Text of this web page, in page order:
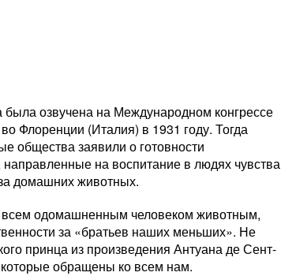
озвучена на Международном конгрессе
Флоренции (Италия) в 1931 году. Тогда
общества заявили о готовности
на воспитание в людях чувства
домашних животных.
всем одомашненным человеком животным,
за «братьев наших меньших». Не
принца из произведения Антуана де Сент-
которые обращены ко всем нам.